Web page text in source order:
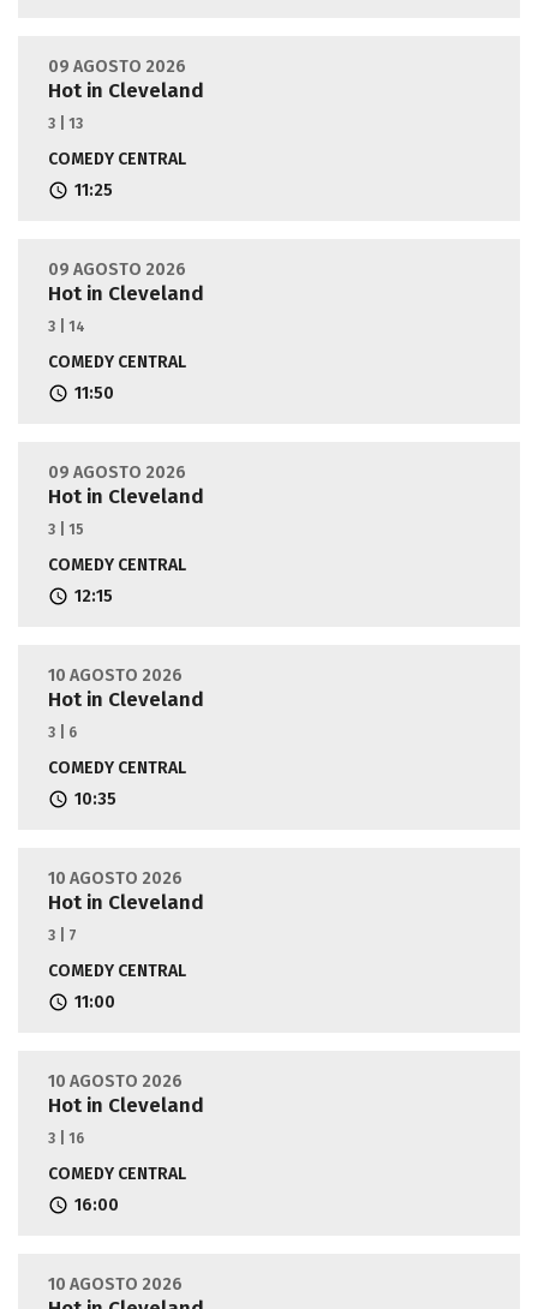
09 AGOSTO 2026
Hot in Cleveland
3 | 13
COMEDY CENTRAL
11:25
09 AGOSTO 2026
Hot in Cleveland
3 | 14
COMEDY CENTRAL
11:50
09 AGOSTO 2026
Hot in Cleveland
3 | 15
COMEDY CENTRAL
12:15
10 AGOSTO 2026
Hot in Cleveland
3 | 6
COMEDY CENTRAL
10:35
10 AGOSTO 2026
Hot in Cleveland
3 | 7
COMEDY CENTRAL
11:00
10 AGOSTO 2026
Hot in Cleveland
3 | 16
COMEDY CENTRAL
16:00
10 AGOSTO 2026